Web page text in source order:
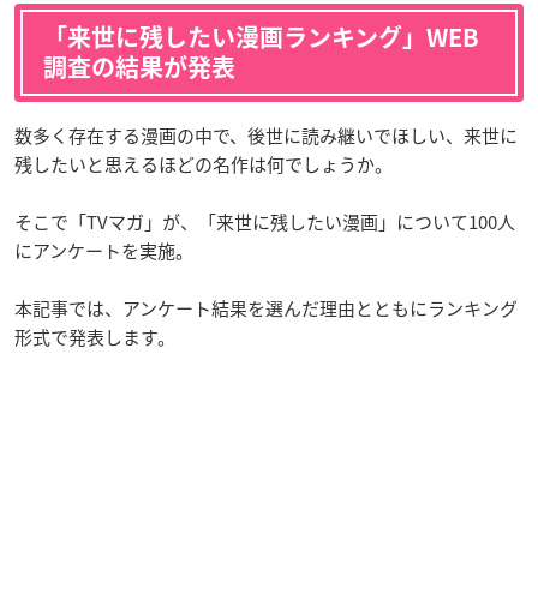
「来世に残したい漫画ランキング」WEB
調査の結果が発表
数多く存在する漫画の中で、後世に読み継いでほしい、来世に
残したいと思えるほどの名作は何でしょうか。
そこで「TVマガ」が、「来世に残したい漫画」について100人
にアンケートを実施。
本記事では、アンケート結果を選んだ理由とともにランキング
形式で発表します。